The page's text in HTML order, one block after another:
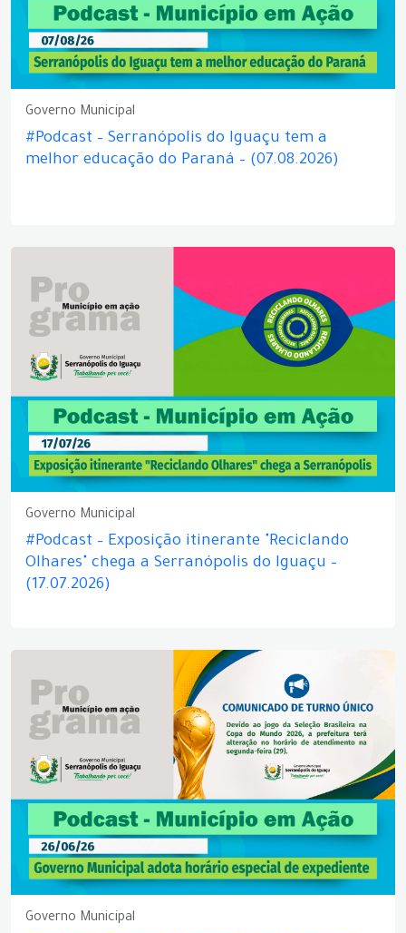
Governo Municipal
#Podcast – Serranópolis do Iguaçu tem a
melhor educação do Paraná – (07.08.2026)
Governo Municipal
#Podcast – Exposição itinerante "Reciclando
Olhares" chega a Serranópolis do Iguaçu –
(17.07.2026)
Governo Municipal